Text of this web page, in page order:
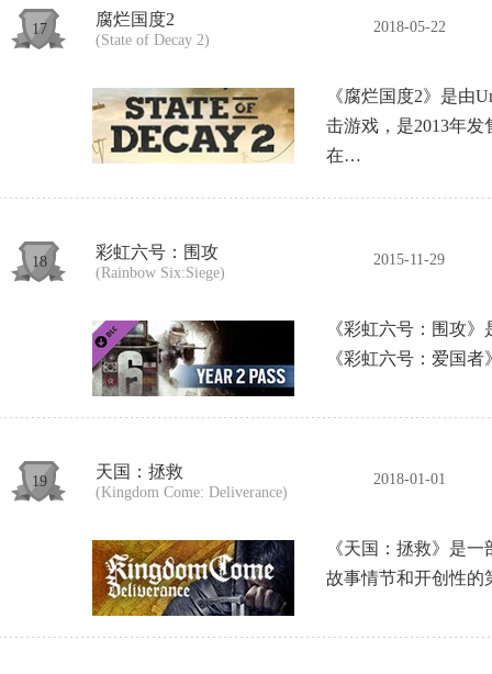
17
腐烂国度2
(State of Decay 2)
2018-05-22
《腐烂国度2》是由
击游戏，是2013年
在…
18
彩虹六号：围攻
(Rainbow Six:Siege)
2015-11-29
《彩虹六号：围攻
《彩虹六号：爱国
19
天国：拯救
(Kingdom Come: Deliverance)
2018-01-01
《天国：拯救》是
故事情节和开创性